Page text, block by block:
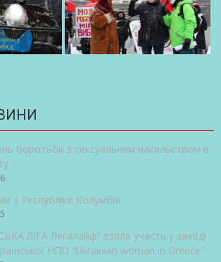
боротьби з сексуальним насильством в
з Республіки Колумбія
ЛІГА Легалайф” взяла участь у заході
НПО “Ukrainian woman in Greece”